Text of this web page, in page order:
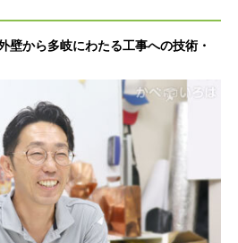
壁から多岐にわたる工事への技術・